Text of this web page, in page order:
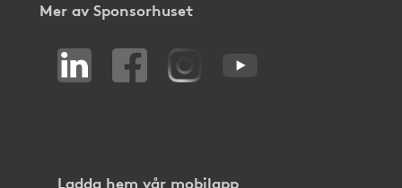
Mer av Sponsorhuset
Ladda hem vår mobilapp